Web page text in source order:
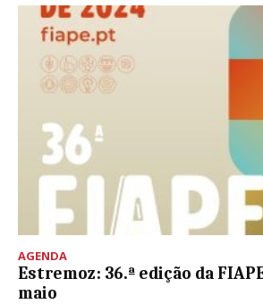
AGENDA
Estremoz: 36.ª edição da
maio